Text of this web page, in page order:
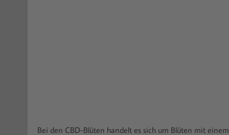
Bei den CBD-Blüten handelt es sich um Blüten mit